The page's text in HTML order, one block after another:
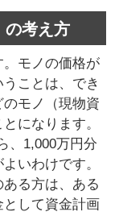
の考え方
。モノの価格が
ことは、でき
モノ（現物資
になります。
、1,000万円分
いわけです。
る方は、ある
して資金計画